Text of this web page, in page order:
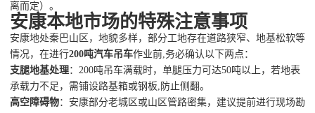
离而定）。
安康本地市场的特殊注意事项
安康地处秦巴山区，地貌多样，部分工地存在道路狭窄、地基松软等
情况，在进行200吨汽车吊车作业前,务必确认以下两点：
支腿地基处理：200吨吊车满载时，单腿压力可达50吨以上，若地表
承载力不足，需铺设路基箱或钢板,防止侧翻。
高空障碍物：安康部分老城区或山区管路密集，建议提前进行现场勘